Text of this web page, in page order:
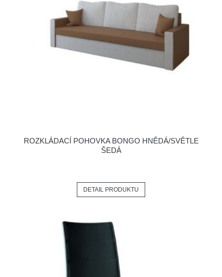
ROZKLÁDACÍ POHOVKA BONGO HNĚDÁ/SVĚTLE
ŠEDÁ
DETAIL PRODUKTU